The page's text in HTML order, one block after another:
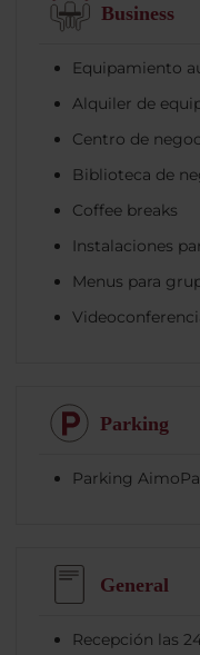
Business
Equipamiento
Alquiler de
Centro de
Biblioteca de
Coffee breaks
Instalaciones
Menus para
Parking
Parking
General
Recepción las